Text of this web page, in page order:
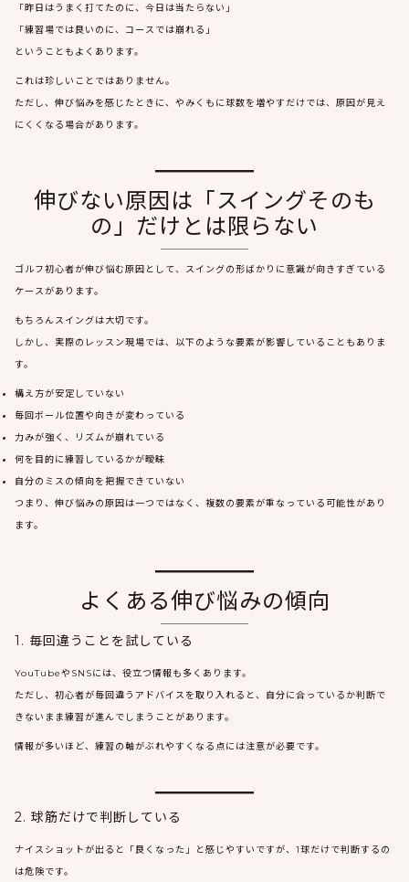
「昨日はうまく打てたのに、今日は当たらない」
「練習場では良いのに、コースでは崩れる」
ということもよくあります。
これは珍しいことではありません。
ただし、伸び悩みを感じたときに、やみくもに球数を増やすだけでは、原因が見え
にくくなる場合があります。
伸びない原因は「スイングそのも
の」だけとは限らない
ゴルフ初心者が伸び悩む原因として、スイングの形ばかりに意識が向きすぎている
ケースがあります。
もちろんスイングは大切です。
しかし、実際のレッスン現場では、以下のような要素が影響していることもありま
す。
構え方が安定していない
毎回ボール位置や向きが変わっている
力みが強く、リズムが崩れている
何を目的に練習しているかが曖昧
自分のミスの傾向を把握できていない
つまり、伸び悩みの原因は一つではなく、複数の要素が重なっている可能性があり
ます。
よくある伸び悩みの傾向
1. 毎回違うことを試している
YouTubeやSNSには、役立つ情報も多くあります。
ただし、初心者が毎回違うアドバイスを取り入れると、自分に合っているか判断で
きないまま練習が進んでしまうことがあります。
情報が多いほど、練習の軸がぶれやすくなる点には注意が必要です。
2. 球筋だけで判断している
ナイスショットが出ると「良くなった」と感じやすいですが、1球だけで判断するの
は危険です。